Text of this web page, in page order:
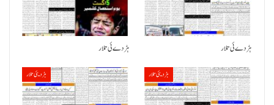
ہڑدے ئی تلار ہڑدے ئی تلار
ہڑدیئی تلار ہڑدیئی تلار